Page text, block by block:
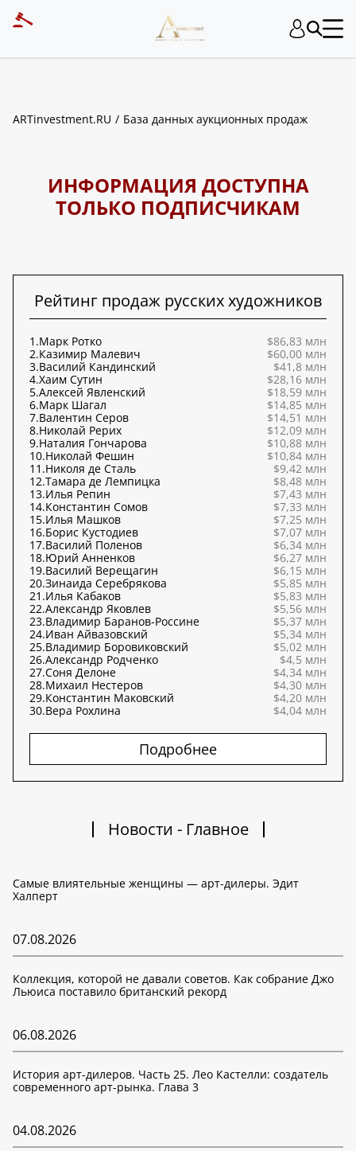
ARTinvestment.RU База данных аукционных продаж
ИНФОРМАЦИЯ ДОСТУПНА
ТОЛЬКО ПОДПИСЧИКАМ
Рейтинг продаж русских художников
1.Марк Ротко
$86,83 млн
2.Казимир Малевич
$60,00 млн
3.Василий Кандинский
$41,8 млн
4.Хаим Сутин
$28,16 млн
5.Алексей Явленский
$18,59 млн
6.Марк Шагал
$14,85 млн
7.Валентин Серов
$14,51 млн
8.Николай Рерих
$12,09 млн
9.Наталия Гончарова
$10,88 млн
10.Николай Фешин
$10,84 млн
11.Николя де Сталь
$9,42 млн
12.Тамара де Лемпицка
$8,48 млн
13.Илья Репин
$7,43 млн
14.Константин Сомов
$7,33 млн
15.Илья Машков
$7,25 млн
16.Борис Кустодиев
$7,07 млн
17.Василий Поленов
$6,34 млн
18.Юрий Анненков
$6,27 млн
19.Василий Верещагин
$6,15 млн
20.Зинаида Серебрякова
$5,85 млн
21.Илья Кабаков
$5,83 млн
22.Александр Яковлев
$5,56 млн
23.Владимир Баранов-Россине
$5,37 млн
24.Иван Айвазовский
$5,34 млн
25.Владимир Боровиковский
$5,02 млн
26.Александр Родченко
$4,5 млн
27.Соня Делоне
$4,34 млн
28.Михаил Нестеров
$4,30 млн
29.Константин Маковский
$4,20 млн
30.Вера Рохлина $4,04 млн
Подробнее
Новости - Главное
Самые влиятельные женщины — арт-дилеры. Эдит
Халперт
07.08.2026
Коллекция, которой не давали советов. Как собрание Джо
Льюиса поставило британский рекорд
06.08.2026
История арт-дилеров. Часть 25. Лео Кастелли: создатель
современного арт-рынка. Глава 3
04.08.2026